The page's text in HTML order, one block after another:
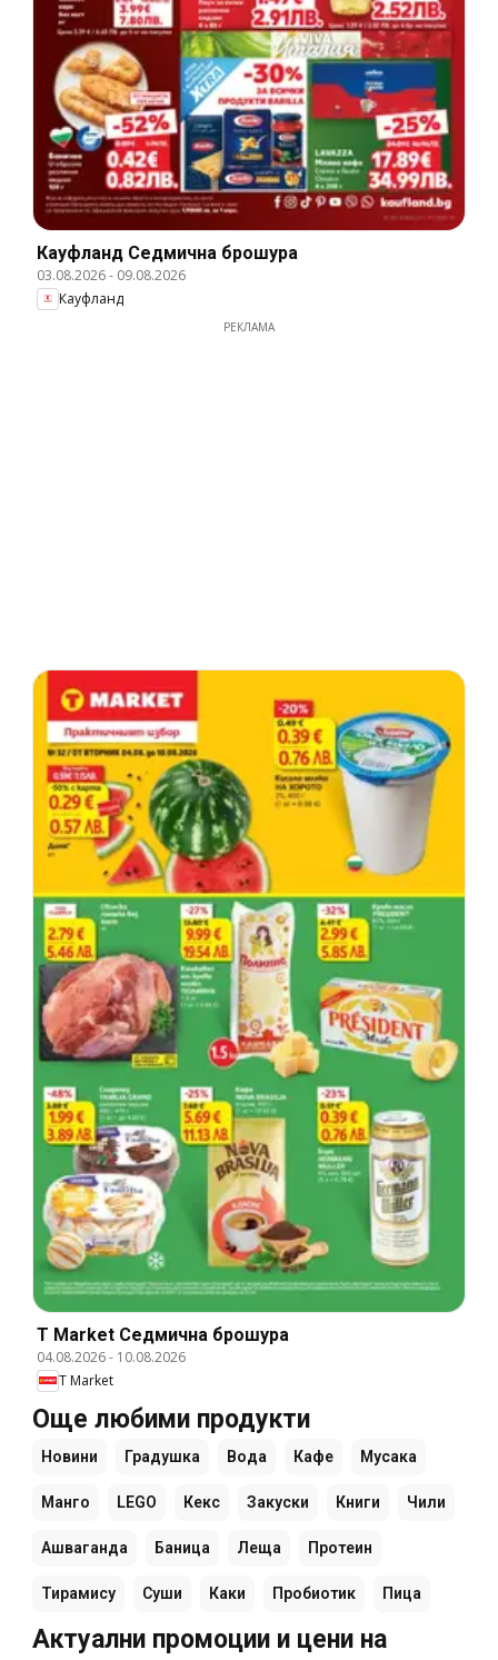
Кауфланд Cедмична брошура
03.08.2026- 09.08.2026
Кауфланд
РЕКЛАМА
T Market Cедмична брошура
04.08.2026- 10.08.2026
T Market
Още любими продукти
Новини Градушка Вода Кафе Мусака
Манго LEGO Кекс Закуски Книги Чили
Ашваганда Баница Леща Протеин
Тирамису Суши Каки Пробиотик Пица
Актуални промоции и цени на